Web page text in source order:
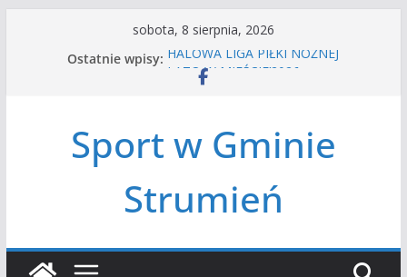
sobota, 8 sierpnia, 2026
Ostatnie wpisy: HALOWA LIGA PIŁKI NOŻNEJ
LATO W MIEŚCIE’2026
Czwórbój lekkoatletyczny
Sport w Gminie
Strumień